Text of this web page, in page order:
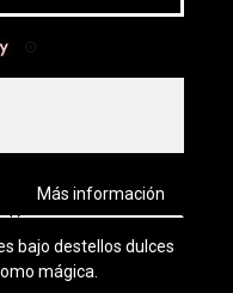
Más información
bajo destellos dulces
mágica.